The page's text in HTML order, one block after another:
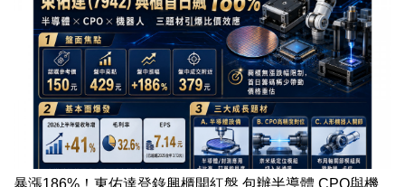
暴漲186%！東佑達登錄興櫃開紅盤 包辦半導體 CPO與機